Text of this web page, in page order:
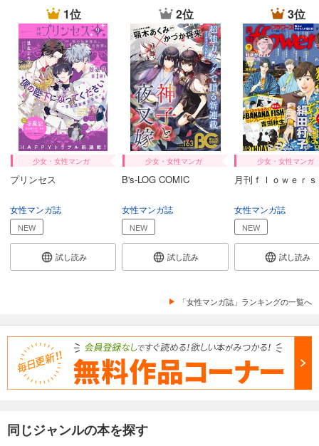
509
カート
試し読み
あらすじを表示する
Comic ZERO-SUM (コミック ゼロサム) 2024年9月号[雑誌]
509円 (税込)
カート
試し読み
あらすじを表示する
試し読み
あらすじを表示する
Comic ZERO-SUM (コミック ゼロサム) 2024年7月号[雑誌]
カート
あらすじを表示する
1位
少女・女性マンガ
プリンセス
女性マンガ誌
NEW
試し読み
2位
少女・女性マンガ
B's-LOG COMIC
女性マンガ誌
NEW
試し読み
3位
少女・女性マンガ
月刊ｆｌｏｗｅｒｓ
女性マンガ誌
NEW
試し読み
「女性マンガ誌」ランキングの一覧へ
同じジャンルの本を探す